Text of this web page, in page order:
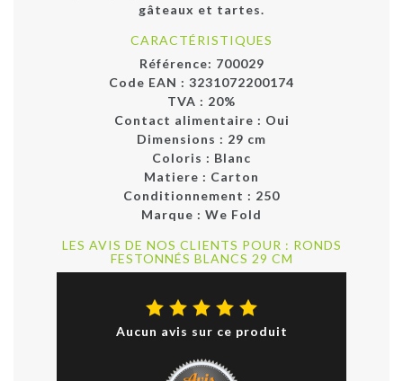
gâteaux et tartes.
CARACTÉRISTIQUES
Référence: 700029
Code EAN : 3231072200174
TVA : 20%
Contact alimentaire : Oui
Dimensions : 29 cm
Coloris : Blanc
Matiere : Carton
Conditionnement : 250
Marque : We Fold
LES AVIS DE NOS CLIENTS POUR : RONDS
FESTONNÉS BLANCS 29 CM
Aucun avis sur ce produit